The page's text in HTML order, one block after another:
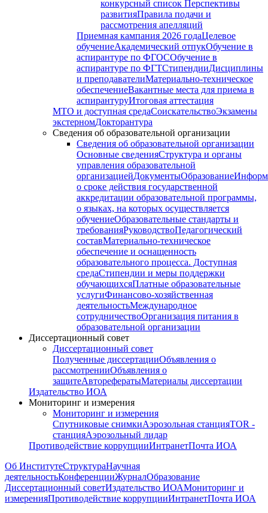
конкурсный список Перспективы
развитияПравила подачи и
рассмотрения апелляций
Приемная кампания 2026 годаЦелевое
обучениеАкадемический отпукОбучение в
аспирантуре по ФГОСОбучение в
аспирантуре по ФГТСтипендииДисциплины
и преподавателиМатериально-техническое
обеспечениеВакантные места для приема в
аспирантуруИтоговая аттестация
МТО и доступная средаСоискательствоЭкзамены
экстерномДокторантура
Сведения об образовательной организации
Сведения об образовательной организации
Основные сведенияСтруктура и органы
управления образовательной
организациейДокументыОбразование
о сроке действия государственной
аккредитации образовательной программы,
о языках, на которых осуществляется
обучениеОбразовательные стандарты и
требованияРуководствоПедагогический
составМатериально-техническое
обеспечение и оснащенность
образовательного процесса. Доступная
средаСтипендии и меры поддержки
обучающихсяПлатные образовательные
услугиФинансово-хозяйственная
деятельностьМеждународное
сотрудничествоОрганизация питания в
образовательной организации
Диссертационный совет
Диссертационный совет
Полученные диссертацииОбъявления о
рассмотренииОбъявления о
защитеАвторефератыМатериалы диссертации
Издательство ИОА
Мониторинг и измерения
Мониторинг и измерения
Спутниковые снимкиАэрозольная станцияTOR -
станцияАэрозольный лидар
Противодействие коррупцииИнтранетПочта ИОА
Об ИнститутеСтруктураНаучная
деятельностьКонференцииЖурналОбразование
Диссертационный советИздательство ИОАМониторинг и
измеренияПротиводействие коррупцииИнтранетПочта ИОА